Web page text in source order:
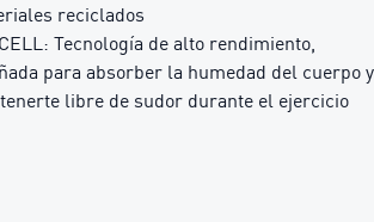
reciclados
Tecnología de alto rendimiento,
para absorber la humedad del cuerpo y
libre de sudor durante el ejercicio